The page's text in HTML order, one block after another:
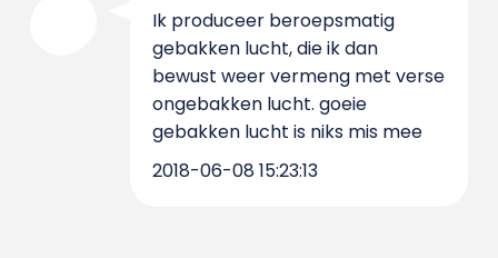
Ik produceer beroepsmatig
gebakken lucht, die ik dan
bewust weer vermeng met verse
ongebakken lucht. goeie
gebakken lucht is niks mis mee
2018-06-08 15:23:13